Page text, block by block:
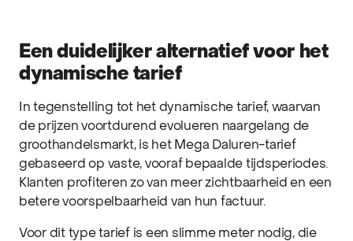
Een duidelijker alternatief voor het
dynamische tarief
In tegenstelling tot het dynamische tarief, waarvan
de prijzen voortdurend evolueren naargelang de
groothandelsmarkt, is het Mega Daluren-tarief
gebaseerd op vaste, vooraf bepaalde tijdsperiodes.
Klanten profiteren zo van meer zichtbaarheid en een
betere voorspelbaarheid van hun factuur.
Voor dit type tarief is een slimme meter nodig, die